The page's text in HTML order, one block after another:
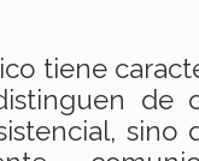
tiene
de
sino